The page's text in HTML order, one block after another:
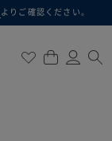
よりご確認ください。